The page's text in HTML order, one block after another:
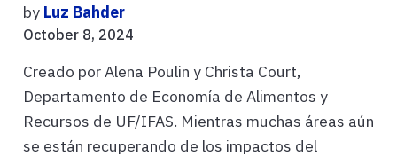
by Luz Bahder
October 8, 2024
Creado por Alena Poulin y Christa Court,
Departamento de Economía de Alimentos y
Recursos de UF/IFAS. Mientras muchas áreas aún
se están recuperando de los impactos del